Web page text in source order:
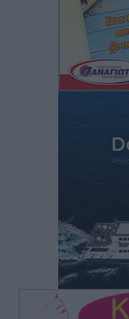
Τοπικές Ειδήσεις
Ερώτηση στην
αλλεπάλληλες
ανακύκλωσης
σε καρκινογόνες
Αλέξανδρου
Τοπικές Ειδήσεις•
Αναγέννηση
τα δοκάρια
Αθλητικά πριν 2